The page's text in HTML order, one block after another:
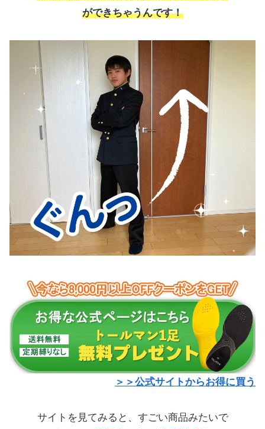
ができちゃうんです！
＞＞公式サイトからお得に買う
サイトを見てみると、すごい商品みたいで